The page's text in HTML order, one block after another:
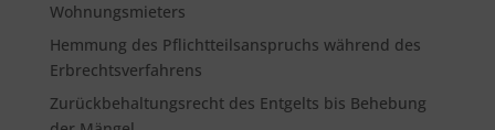
Wohnungsmieters
Hemmung des Pflichtteilsanspruchs während des
Erbrechtsverfahrens
Zurückbehaltungsrecht des Entgelts bis Behebung